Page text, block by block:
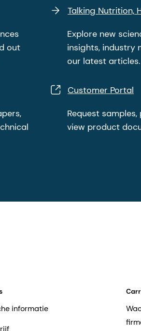
out
Talking Nutrition,
Explore new
insights, industry
our latest articles.
Customer Portal
Request
view product
informatie